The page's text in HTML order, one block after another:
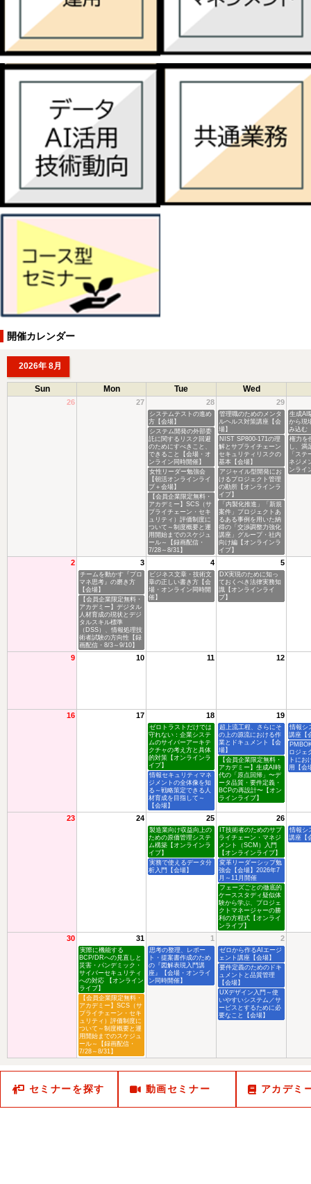
開催カレンダー
2026年 8月
Sun Mon Tue Wed
26 27 28 29
2 3 4 5
9 10 11 12
16 17 18 19
23 24 25 26
30 31 1 2
システムテストの進め
方【会場】
管理職のためのメンタ
ルヘルス対策講座【会
場】
生成AI
から現
み込む
システム開発の外部委
託に関するリスク回避
のためにすべきこと、
できること【会場・オ
ンライン同時開催】
NIST SP800-171の理
解とサプライチェーン
セキュリティリスクの
基本【会場】
権力を
し、満
「ス
ネジメ
ンライ
女性リーダー勉強会
【朝活オンラインライ
ブ＋会場】
アジャイル型開発にお
けるプロジェクト管理
の勘所【オンラインラ
イブ】
【会員企業限定無料・
アカデミー】SCS（サ
プライチェーン・セキ
ュリティ）評価制度に
ついて～制度概要と運
用開始までのスケジュ
ール～【録画配信・
7/28～8/31】
「内製化推進」「新規
案件」プロジェクトあ
るある事例を用いた納
得の「交渉調整力強化
講座」グループ・社内
向け編【オンラインラ
イブ】
チームを動かす『プロ
マネ思考』の磨き方
【会場】
ビジネス文章・技術文
章の正しい書き方【会
場・オンライン同時開
催】
DX実現のために知っ
ておくべき法律実務知
識【オンラインライ
ブ】
【会員企業限定無料・
アカデミー】デジタル
人材育成の現状とデジ
タルスキル標準
（DSS）、情報処理技
術者試験の方向性【録
画配信・8/3～9/10】
情報シ
講座【
ゼロトラストだけでは
守れない：企業システ
ムのサイバーアーキテ
クチャの考え方と具体
的対策【オンラインラ
イブ】
超上流工程、さらにそ
の上の源流における作
業とドキュメント【会
場】
情報セキュリティマネ
ジメントの全体像を知
る～戦略策定できる人
材育成を目指して～
【会場】
【会員企業限定無料・
アカデミー】生成AI時
代の「原点回帰」〜デ
ータ品質・要件定義・
BCPの再設計〜【オン
ラインライブ】
ロジェ
トにお
用【会
情報シ
講座【
製造業向け収益向上の
ための原価管理システ
ム構築【オンラインラ
イブ】
IT技術者のためのサプ
ライチェーン・マネジ
メント（SCM）入門
【オンラインライブ】
実務で使えるデータ分
析入門【会場】
変革リーダーシップ勉
強会【会場】2026年7
月～11月開催
フェーズごとの徹底的
ケーススタディ疑似体
験から学ぶ、プロジェ
クトマネージャーの勝
利の方程式【オンライ
ンライブ】
実際に機能する
BCP/DRへの見直しと
災害・パンデミック・
サイバーセキュリティ
への対応 【オンライン
ライブ】
思考の整理、レポー
ト・提案書作成のため
の『図解表現入門講
座』【会場・オンライ
ン同時開催】
ゼロから作るAIエージ
ェント講座【会場】
【会員企業限定無料・
アカデミー】SCS（サ
プライチェーン・セキ
ュリティ）評価制度に
ついて～制度概要と運
用開始までのスケジュ
ール～【録画配信・
7/28～8/31】
要件定義のためのドキ
ュメントと品質管理
【会場】
UXデザイン入門～使
いやすいシステム／サ
ービスとするために必
要なこと【会場】
セミナーを探す 動画セミナー アカデミ